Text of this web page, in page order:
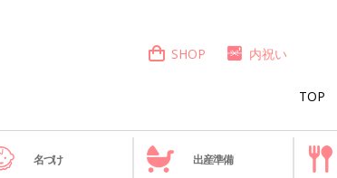
TOP
SHOP 内祝い
名づけ 出産準備